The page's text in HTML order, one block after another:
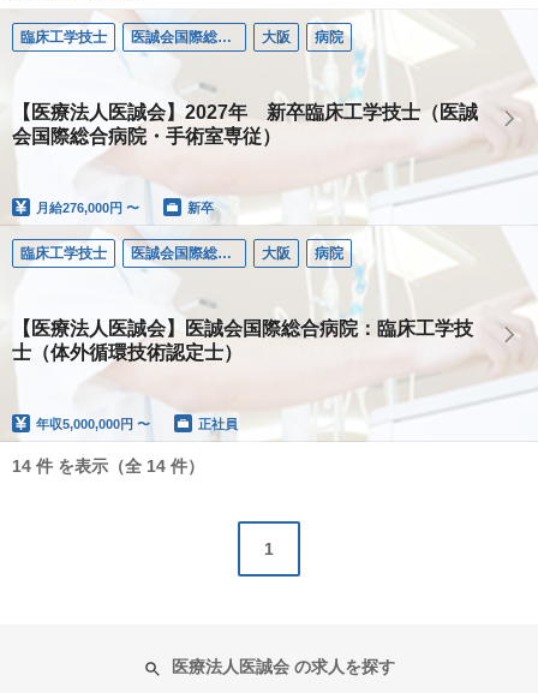
臨床工学技士 医誠会国際総合病院 大阪 病院
【医療法人医誠会】2027年 新卒臨床工学技士（医誠
会国際総合病院・手術室専従）
月給276,000円 〜 新卒
臨床工学技士 医誠会国際総合病院 大阪 病院
【医療法人医誠会】医誠会国際総合病院：臨床工学技
士（体外循環技術認定士）
年収5,000,000円 〜 正社員
14 件 を表示（全 14 件）
1
医療法人医誠会 の求人を探す